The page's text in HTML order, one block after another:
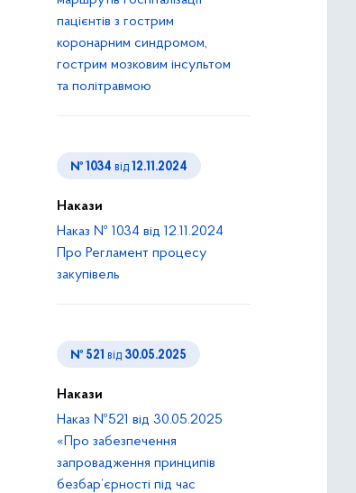
пацієнтів з гострим
коронарним синдромом,
гострим мозковим інсультом
та політравмою
№ 1034 від 12.11.2024
Накази
Наказ № 1034 від 12.11.2024
Про Регламент процесу
закупівель
№ 521 від 30.05.2025
Накази
Наказ №521 від 30.05.2025
«Про забезпечення
запровадження принципів
безбар’єрності під час